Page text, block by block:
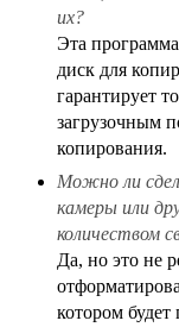
их?
Эта
диск для
гарантирует
загрузочным
копирования.
Можно ли
камеры или
количеством
Да, но это не
котором будет